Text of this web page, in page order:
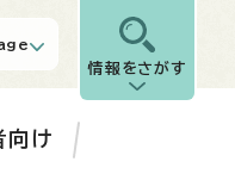
情報をさがす
向け